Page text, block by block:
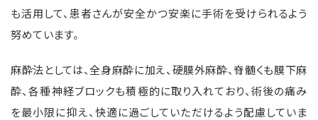
も活用して、患者さんが安全かつ安楽に手術を受けられるよう
努めています。
麻酔法としては、全身麻酔に加え、硬膜外麻酔、脊髄くも膜下麻
酔、各種神経ブロックも積極的に取り入れており、術後の痛み
を最小限に抑え、快適に過ごしていただけるよう配慮していま